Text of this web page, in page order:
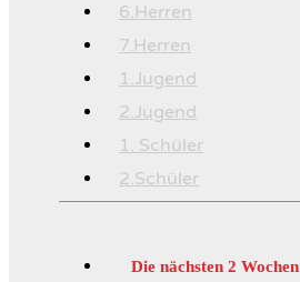
6.Herren
7.Herren
1.Jugend
2.Jugend
1. Schüler
2.Schüler
Die nächsten 2 Wochen